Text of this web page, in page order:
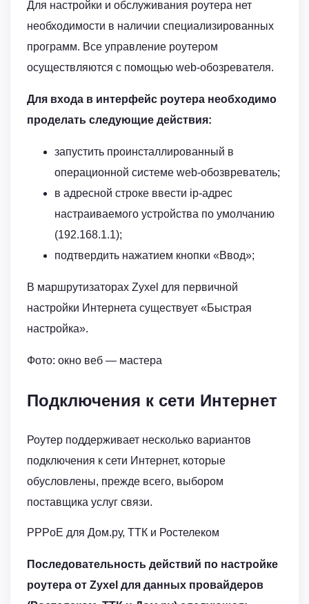
Для настройки и обслуживания роутера нет
необходимости в наличии специализированных
программ. Все управление роутером
осуществляются с помощью web-обозревателя.
Для входа в интерфейс роутера необходимо
проделать следующие действия:
запустить проинсталлированный в
операционной системе web-обозвреватель;
в адресной строке ввести ip-адрес
настраиваемого устройства по умолчанию
(192.168.1.1);
подтвердить нажатием кнопки «Ввод»;
В маршрутизаторах Zyxel для первичной
настройки Интернета существует «Быстрая
настройка».
Фото: окно веб — мастера
Подключения к сети Интернет
Роутер поддерживает несколько вариантов
подключения к сети Интернет, которые
обусловлены, прежде всего, выбором
поставщика услуг связи.
PPPoE для Дом.ру, ТТК и Ростелеком
Последовательность действий по настройке
роутера от Zyxel для данных провайдеров